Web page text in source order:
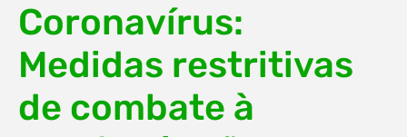
Coronavírus:
Medidas restritivas
de combate à